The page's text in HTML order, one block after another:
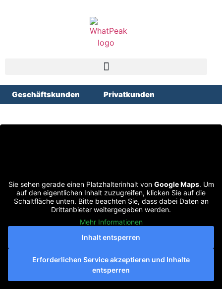
Geschäftskunden Privatkunden
Sie sehen gerade einen Platzhalterinhalt von Google Maps. Um
auf den eigentlichen Inhalt zuzugreifen, klicken Sie auf die
Schaltfläche unten. Bitte beachten Sie, dass dabei Daten an
Drittanbieter weitergegeben werden.
Mehr Informationen
Inhalt entsperren
Erforderlichen Service akzeptieren und Inhalte
entsperren